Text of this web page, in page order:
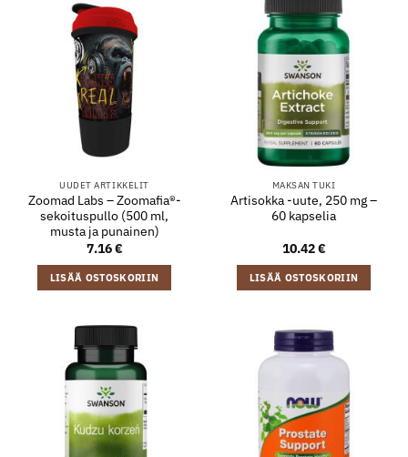
UUDET ARTIKKELIT
Zoomad Labs – Zoomafia®-
sekoituspullo (500 ml,
musta ja punainen)
7.16€
LISÄÄ OSTOSKORIIN
MAKSAN TUKI
Artisokka -uute, 250 mg –
60 kapselia
10.42€
LISÄÄ OSTOSKORIIN